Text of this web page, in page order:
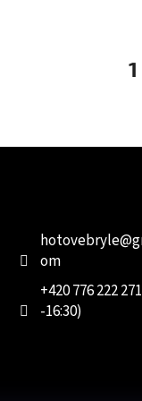
hotovebryle@
om
+420 776 222
-16:30)